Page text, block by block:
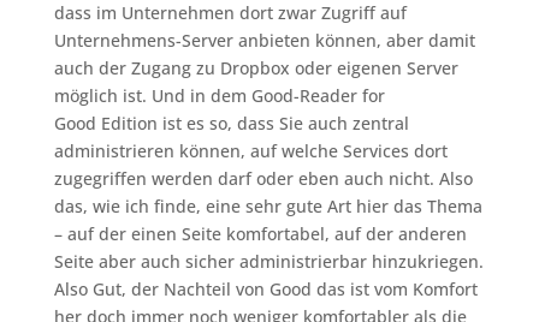
dass im Unternehmen dort zwar Zugriff auf
Unternehmens-Server anbieten können, aber damit
auch der Zugang zu Dropbox oder eigenen Server
möglich ist. Und in dem Good-Reader for
Good Edition ist es so, dass Sie auch zentral
administrieren können, auf welche Services dort
zugegriffen werden darf oder eben auch nicht. Also
das, wie ich finde, eine sehr gute Art hier das Thema
– auf der einen Seite komfortabel, auf der anderen
Seite aber auch sicher administrierbar hinzukriegen.
Also Gut, der Nachteil von Good das ist vom Komfort
her doch immer noch weniger komfortabler als die